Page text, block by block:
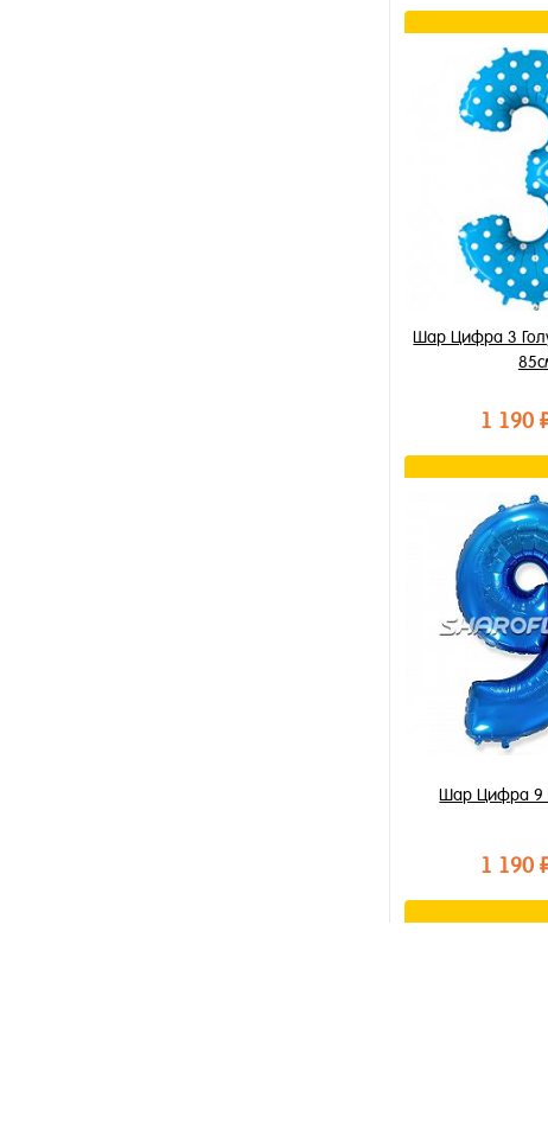
В
Купить в 1
В избранное
Шар Цифра 3
1 190
В
Купить в 1
В избранное
В наличии
Шар Цифра 9
1 190